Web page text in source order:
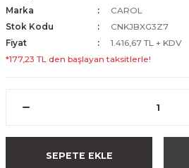
Marka
CAROL
Stok Kodu
CNKJBXG3Z7
Fiyat
1.416,67 TL + KDV
*177,23 TL den başlayan taksitlerle!
SEPETE EKLE